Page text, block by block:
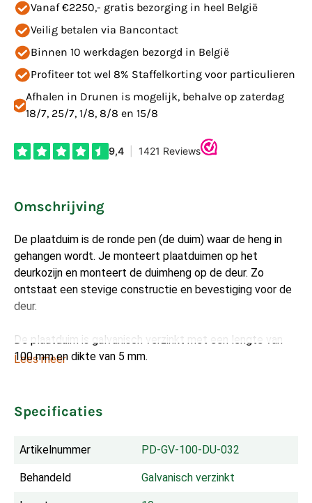
Vanaf €2250,- gratis bezorging in heel België
Veilig betalen via Bancontact
Binnen 10 werkdagen bezorgd in België
Profiteer tot wel 8% Staffelkorting voor particulieren
Afhalen in Drunen is mogelijk, behalve op zaterdag
18/7, 25/7, 1/8, 8/8 en 15/8
Omschrijving
De plaatduim is de ronde pen (de duim) waar de heng in
gehangen wordt. Je monteert plaatduimen op het
deurkozijn en monteert de duimheng op de deur. Zo
ontstaat een stevige constructie en bevestiging voor de
deur.
De plaatduim is galvanisch verzinkt met een lengte van
100 mm en dikte van 5 mm.
Lees meer
Specificaties
Artikelnummer PD-GV-100-DU-032
Behandeld Galvanisch verzinkt